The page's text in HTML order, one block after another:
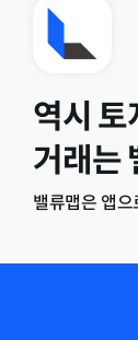
역시
거래는
밸류맵은 앱